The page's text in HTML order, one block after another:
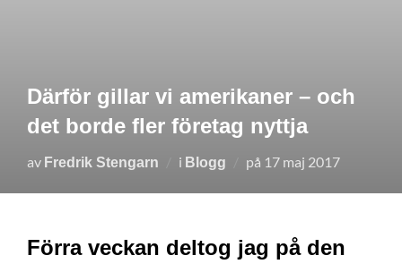
Därför gillar vi amerikaner – och
det borde fler företag nyttja
av Fredrik Stengarn i Blogg på Publicerat
17 maj 2017
Förra veckan deltog jag på den